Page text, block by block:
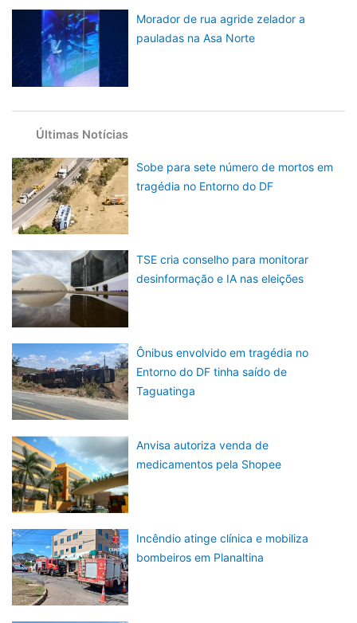
Morador de rua agride zelador a
pauladas na Asa Norte
Últimas Notícias
Sobe para sete número de mortos em
tragédia no Entorno do DF
TSE cria conselho para monitorar
desinformação e IA nas eleições
Ônibus envolvido em tragédia no
Entorno do DF tinha saído de
Taguatinga
Anvisa autoriza venda de
medicamentos pela Shopee
Incêndio atinge clínica e mobiliza
bombeiros em Planaltina